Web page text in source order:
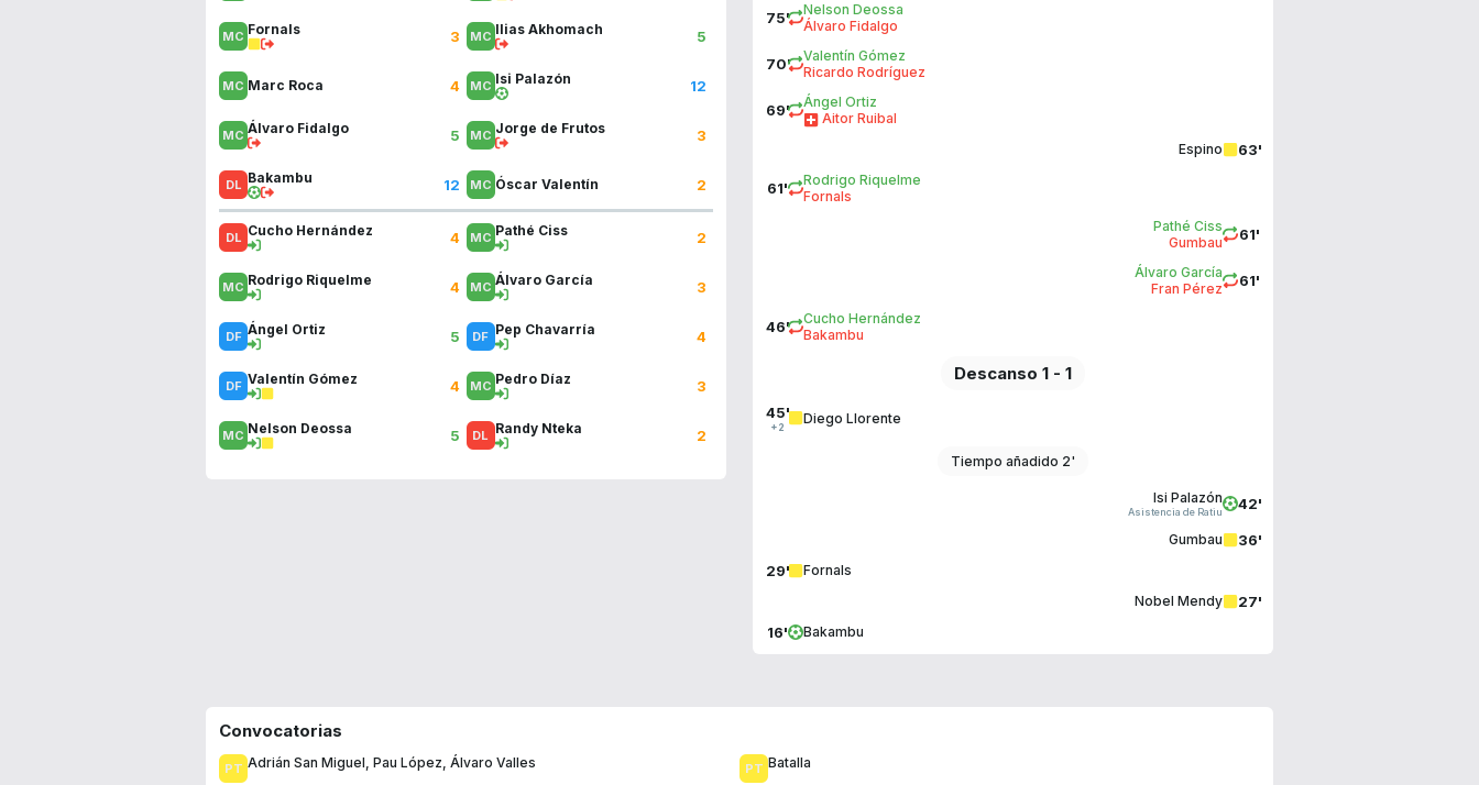
Fornals 3
Marc Roca 4
Álvaro Fidalgo 5
Bakambu 12
Cucho Hernández 4
Rodrigo Riquelme 4
Ángel Ortiz 5
Valentín Gómez 4
Nelson Deossa 5
Ilias Akhomach 5
Isi Palazón 12
Jorge de Frutos 3
Óscar Valentín 2
Pathé Ciss 2
Álvaro García 3
Pep Chavarría 4
Pedro Díaz 3
Randy Nteka 2
75'
Nelson Deossa
Álvaro Fidalgo
70'
Valentín Gómez
Ricardo Rodríguez
69'
Ángel Ortiz
Aitor Ruibal
63'
Espino
61'
Rodrigo Riquelme
Fornals
61'
Pathé Ciss
Gumbau
61'
Álvaro García
Fran Pérez
46'
Cucho Hernández
Bakambu
Descanso 1 - 1
45'
+2
Diego Llorente
Tiempo añadido 2'
42'
Isi Palazón
Asistencia de Ratiu
36'
Gumbau
29' Fornals
27'
Nobel Mendy
16' Bakambu
Convocatorias
Adrián San Miguel Pau López Álvaro Valles Batalla